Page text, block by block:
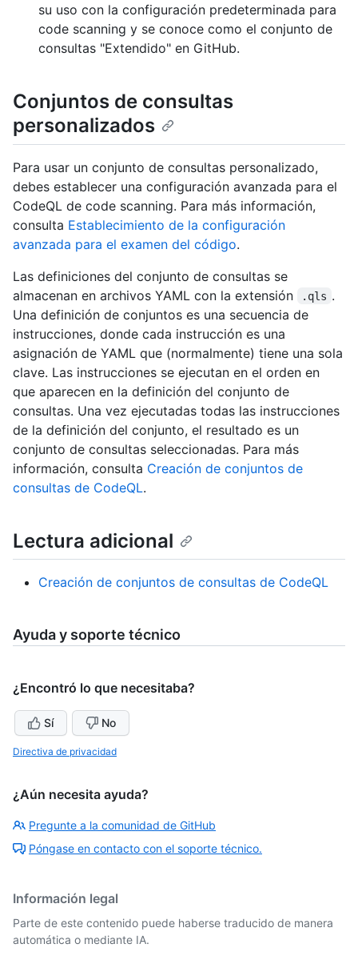
su uso con la configuración predeterminada para
code scanning y se conoce como el conjunto de
consultas "Extendido" en GitHub.
Conjuntos de consultas
personalizados
Para usar un conjunto de consultas personalizado,
debes establecer una configuración avanzada para el
CodeQL de code scanning. Para más información,
consulta Establecimiento de la configuración
avanzada para el examen del código.
Las definiciones del conjunto de consultas se
almacenan en archivos YAML con la extensión
.qls .
Una definición de conjuntos es una secuencia de
instrucciones, donde cada instrucción es una
asignación de YAML que (normalmente) tiene una sola
clave. Las instrucciones se ejecutan en el orden en
que aparecen en la definición del conjunto de
consultas. Una vez ejecutadas todas las instrucciones
de la definición del conjunto, el resultado es un
conjunto de consultas seleccionadas. Para más
información, consulta Creación de conjuntos de
consultas de CodeQL.
Lectura adicional
Creación de conjuntos de consultas de CodeQL
Ayuda y soporte técnico
¿Encontró lo que necesitaba?
Sí No
Directiva de privacidad
¿Aún necesita ayuda?
Pregunte a la comunidad de GitHub
Póngase en contacto con el soporte técnico.
Información legal
Parte de este contenido puede haberse traducido de manera
automática o mediante IA.